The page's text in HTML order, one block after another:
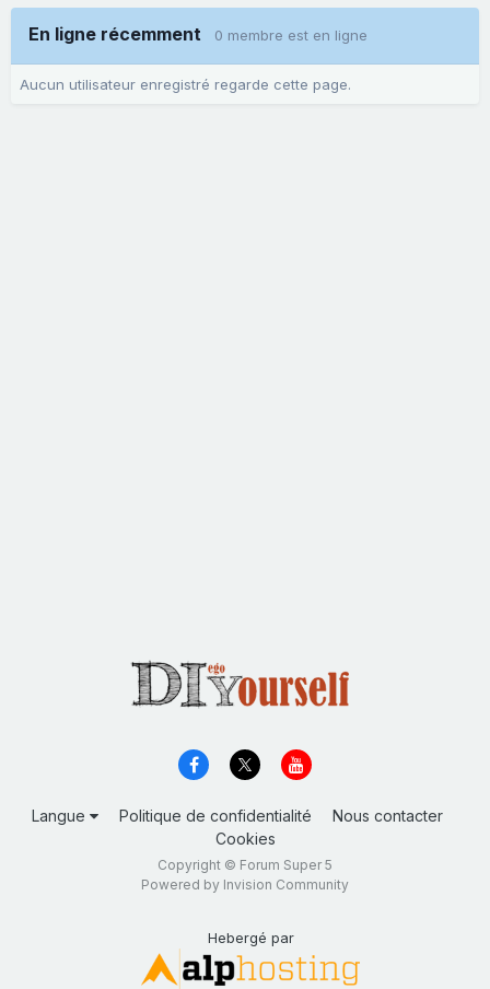
En ligne récemment 0 membre est en ligne
Aucun utilisateur enregistré regarde cette page.
Langue Politique de confidentialité
Nous contacter
Cookies
Copyright © Forum Super 5
Powered by Invision Community
Hebergé par